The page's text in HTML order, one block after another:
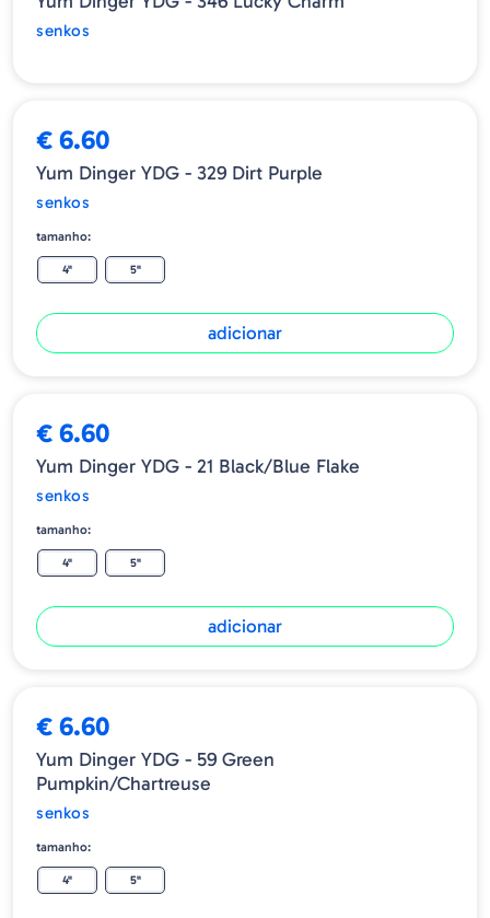
senkos
€ 6.60
Yum Dinger YDG - 329 Dirt Purple
senkos
tamanho:
4" 5"
adicionar
€ 6.60
Yum Dinger YDG - 21 Black/Blue Flake
senkos
tamanho:
4" 5"
adicionar
€ 6.60
Yum Dinger YDG - 59 Green
Pumpkin/Chartreuse
senkos
tamanho:
4" 5"